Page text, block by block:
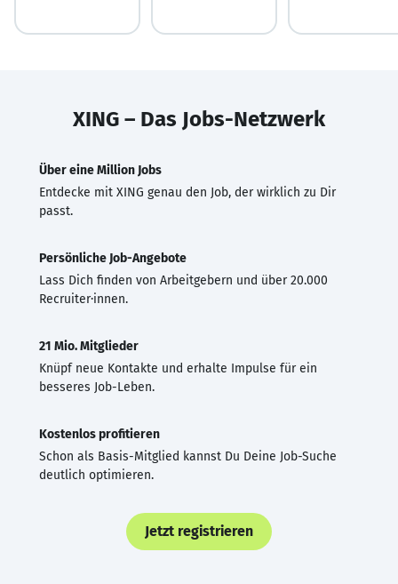
XING – Das Jobs-Netzwerk
Über eine Million Jobs
Entdecke mit XING genau den Job, der wirklich zu Dir
passt.
Persönliche Job-Angebote
Lass Dich finden von Arbeitgebern und über 20.000
Recruiter·innen.
21 Mio. Mitglieder
Knüpf neue Kontakte und erhalte Impulse für ein
besseres Job-Leben.
Kostenlos profitieren
Schon als Basis-Mitglied kannst Du Deine Job-Suche
deutlich optimieren.
Jetzt registrieren